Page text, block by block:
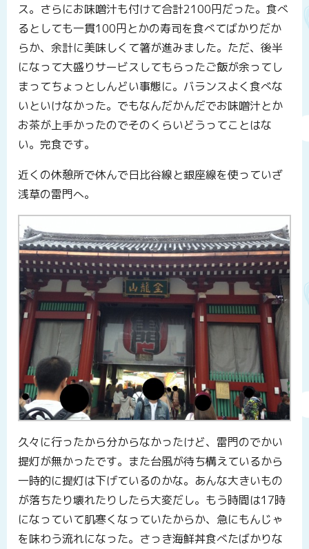
ス。さらにお味噌汁も付けて合計2100円だった。食べ
るとしても一貫100円とかの寿司を食べてばかりだか
らか、余計に美味しくて箸が進みました。ただ、後半
になって大盛りサービスしてもらったご飯が余ってし
まってちょっとしんどい事態に。バランスよく食べな
いといけなかった。でもなんだかんだでお味噌汁とか
お茶が上手かったのでそのくらいどうってことはな
い。完食です。
近くの休憩所で休んで日比谷線と銀座線を使っていざ
浅草の雷門へ。
久々に行ったから分からなかったけど、雷門のでかい
提灯が無かったです。また台風が待ち構えているから
一時的に提灯は下げているのかな。あんな大きいもの
が落ちたり壊れたりしたら大変だし。もう時間は17時
になっていて肌寒くなっていたからか、急にもんじゃ
を味わう流れになった。さっき海鮮丼食べたばかりな